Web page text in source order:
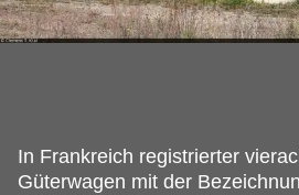
In Frankreich registrierter
Güterwagen mit der